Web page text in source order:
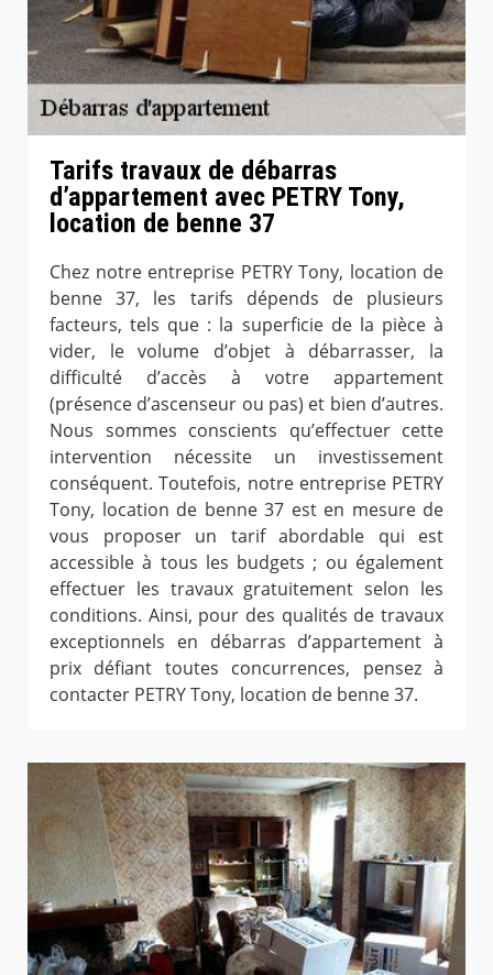
Tarifs travaux de débarras
d’appartement avec PETRY Tony,
location de benne 37
Chez notre entreprise PETRY Tony, location de
benne 37, les tarifs dépends de plusieurs
facteurs, tels que : la superficie de la pièce à
vider, le volume d’objet à débarrasser, la
difficulté d’accès à votre appartement
(présence d’ascenseur ou pas) et bien d’autres.
Nous sommes conscients qu’effectuer cette
intervention nécessite un investissement
conséquent. Toutefois, notre entreprise PETRY
Tony, location de benne 37 est en mesure de
vous proposer un tarif abordable qui est
accessible à tous les budgets ; ou également
effectuer les travaux gratuitement selon les
conditions. Ainsi, pour des qualités de travaux
exceptionnels en débarras d’appartement à
prix défiant toutes concurrences, pensez à
contacter PETRY Tony, location de benne 37.